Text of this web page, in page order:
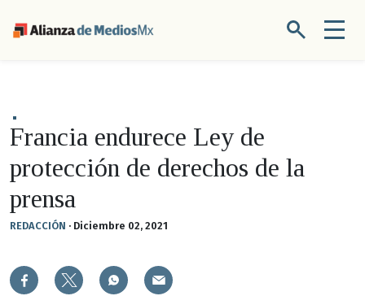
Francia endurece Ley de
protección de derechos de la
prensa
REDACCIÓN · Diciembre 02, 2021